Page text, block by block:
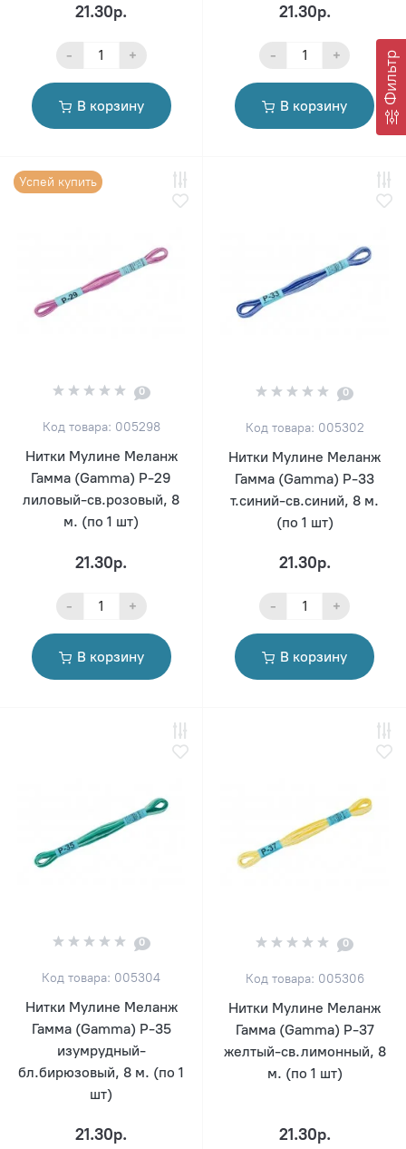
Фильтр
21.30р.
- +
В корзину
21.30р.
- +
В корзину
Успей купить
0
Код товара: 005298
Нитки Мулине Меланж
Гамма (Gamma) Р-29
лиловый-св.розовый, 8
м. (по 1 шт)
21.30р.
- +
В корзину
0
Код товара: 005302
Нитки Мулине Меланж
Гамма (Gamma) Р-33
т.синий-св.синий, 8 м.
(по 1 шт)
21.30р.
- +
В корзину
0
Код товара: 005304
Нитки Мулине Меланж
Гамма (Gamma) Р-35
изумрудный-
бл.бирюзовый, 8 м. (по 1
шт)
21.30р.
0
Код товара: 005306
Нитки Мулине Меланж
Гамма (Gamma) Р-37
желтый-св.лимонный, 8
м. (по 1 шт)
21.30р.